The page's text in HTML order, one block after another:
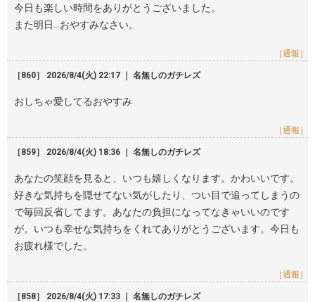
今日も楽しい時間をありがとうございました。
また明日…おやすみなさい。
［通報］
［860］ 2026/8/4(火) 22:17 ｜ 名無しのガチレズ
おしちゃ愛してるおやすみ
［通報］
［859］ 2026/8/4(火) 18:36 ｜ 名無しのガチレズ
あなたの笑顔を見ると、いつも嬉しくなります。かわいいです。
好きな気持ちを隠せてない気がしたり、つい目で追ってしまうの
で毎回反省してます。あなたの負担になってなきゃいいのです
が。いつも幸せな気持ちをくれてありがとうございます。今日も
お疲れ様でした。
［通報］
［858］ 2026/8/4(火) 17:33 ｜ 名無しのガチレズ